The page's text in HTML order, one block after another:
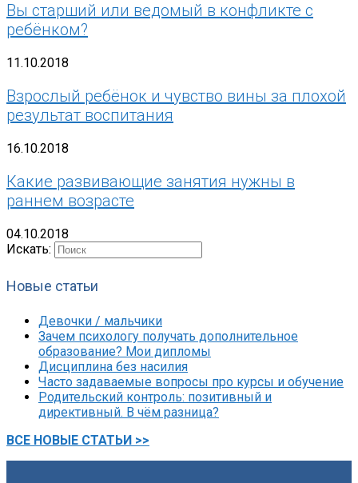
Вы старший или ведомый в конфликте с
ребёнком?
11.10.2018
Взрослый ребёнок и чувство вины за плохой
результат воспитания
16.10.2018
Какие развивающие занятия нужны в
раннем возрасте
04.10.2018
Искать:
Новые статьи
Девочки / мальчики
Зачем психологу получать дополнительное
образование? Мои дипломы
Дисциплина без насилия
Часто задаваемые вопросы про курсы и обучение
Родительский контроль: позитивный и
директивный. В чём разница?
ВСЕ НОВЫЕ СТАТЬИ >>